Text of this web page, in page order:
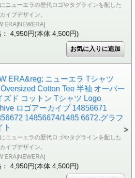
ニューエラの歴代ロゴやタグラインを配した
イブデザイン。
ERA|NEWERA|
： 4,950円(本体 4,500円)
ERA&reg; ニューエラ Tシャツ
Cotton Tee 半袖 オーバー
ズド コットン Tシャツ Logo
ロゴアーカイブ 14856671
14856674/1485 6672.グラフ
ト
ニューエラの歴代ロゴやタグラインを配した
イブデザイン。
ERA|NEWERA|
： 4,950円(本体 4,500円)